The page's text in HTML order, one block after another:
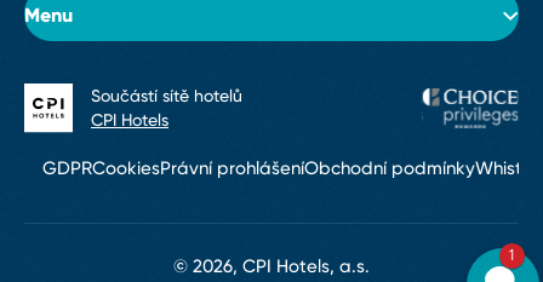
Menu
O hotelu
Pokoje
Restaurace a bary
GDPRCookiesPrávní prohlášeníObchodní podmínky
© 2026, CPI Hotels, a.s.
Součástí sítě hotelů
CPI Hotels
1